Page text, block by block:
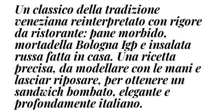
Un classico della tradizione
veneziana reinterpretato con rigore
da ristorante: pane morbido,
mortadella Bologna Igp e insalata
russa fatta in casa. Una ricetta
precisa, da modellare con le mani e
lasciar riposare, per ottenere un
sandwich bombato, elegante e
profondamente italiano.